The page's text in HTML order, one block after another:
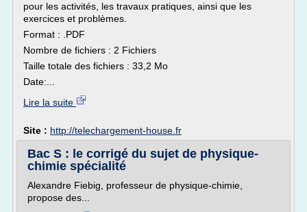
pour les activités, les travaux pratiques, ainsi que les
exercices et problèmes.
Format : .PDF
Nombre de fichiers : 2 Fichiers
Taille totale des fichiers : 33,2 Mo
Date:...
Lire la suite
Site : http://telechargement-house.fr
Bac S : le corrigé du sujet de physique-
chimie spécialité
Alexandre Fiebig, professeur de physique-chimie,
propose des...